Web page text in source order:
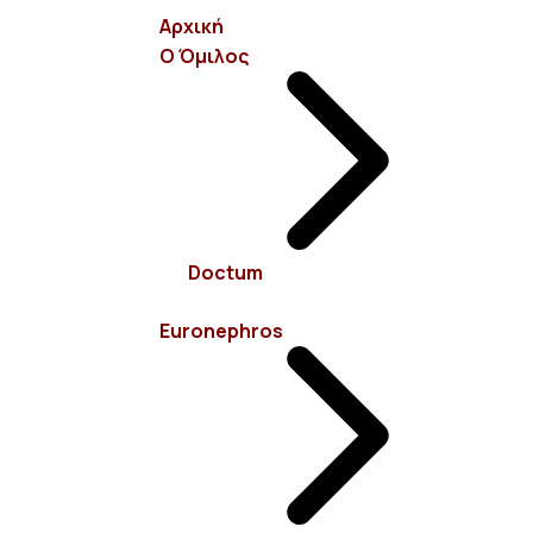
Αρχική
Ο Όμιλος
Doctum
Euronephros
Σεβαστουπόλεως 15, 11526 Αμπελόκηποι - Αθήνα